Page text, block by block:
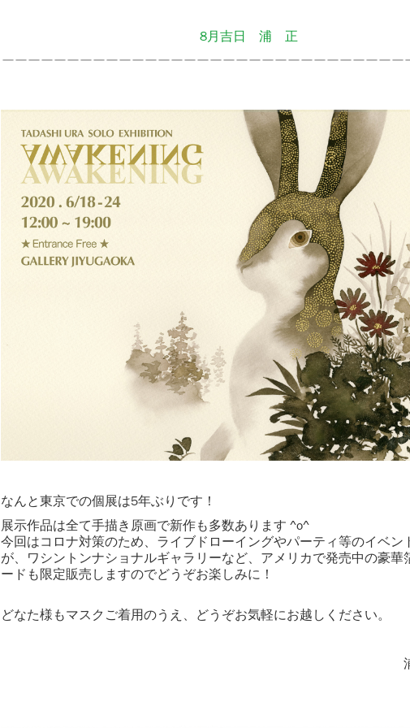
8月吉日 浦 正
ーーーーーーーーーーーーーーーーーーーーーーーーーーーーーーー
なんと東京での個展は5年ぶりです！
展示作品は全て手描き原画で新作も多数あります ^o^
今回はコロナ対策のため、ライブドローイングやパーティ等のイベン
が、ワシントンナショナルギャラリーなど、アメリカで発売中の豪華
ードも限定販売しますのでどうぞお楽しみに！
どなた様もマスクご着用のうえ、どうぞお気軽にお越しください。
浦